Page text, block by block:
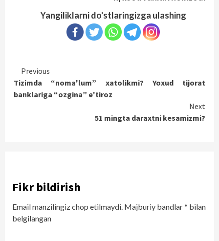
Yangiliklarni do'stlaringizga ulashing
Continue
Reading
Previous
Tizimda “noma'lum” xatolikmi? Yoxud tijorat
banklariga “ozgina” e'tiroz
Next
51 mingta daraxtni kesamizmi?
Fikr bildirish
Email manzilingiz chop etilmaydi. Majburiy bandlar* bilan
belgilangan